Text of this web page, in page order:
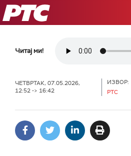
РТС
Читај ми!
ЧЕТВРТАК, 07.05.2026,
12:52 -> 16:42
ИЗВОР:
РТС